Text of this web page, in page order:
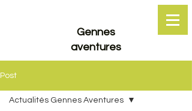
Gennes
aventures
Post
Actualités Gennes Aventures